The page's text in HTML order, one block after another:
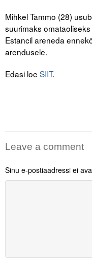
Videod
Kontakt
Liitu meililistiga
Oskusteave
Mihkel Tammo (28)
suurimaks
Estancil areneda
arendusele.
Edasi loe SIIT.
Leave a comment
Sinu e-postiaadressi ei